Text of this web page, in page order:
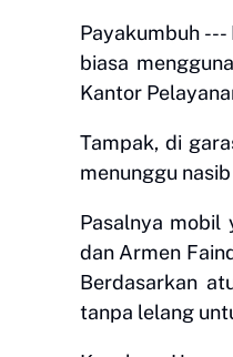
Payakumbuh
biasa
Kantor
Tampak, di
menunggu
Pasalnya mobil
dan Armen
Berdasarkan
tanpa lelang